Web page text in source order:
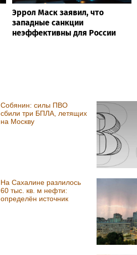
Эррол Маск заявил, что
западные санкции
неэффективны для России
Собянин: силы ПВО
сбили три БПЛА, летящих
на Москву
На Сахалине разлилось
60 тыс. кв. м нефти:
определён источник